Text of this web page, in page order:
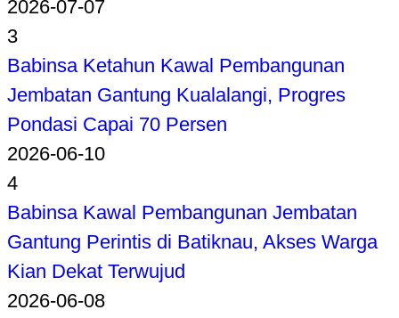
2026-07-07
3
Babinsa Ketahun Kawal Pembangunan
Jembatan Gantung Kualalangi, Progres
Pondasi Capai 70 Persen
2026-06-10
4
Babinsa Kawal Pembangunan Jembatan
Gantung Perintis di Batiknau, Akses Warga
Kian Dekat Terwujud
2026-06-08